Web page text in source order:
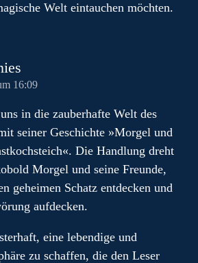
Welt eintauchen möchten.
16:09
in die zauberhafte Welt des
seiner Geschichte »Morgel und
Die Handlung dreht
Morgel und seine Freunde,
geheimen Schatz entdecken und
aufdecken.
eine lebendige und
zu schaffen, die den Leser